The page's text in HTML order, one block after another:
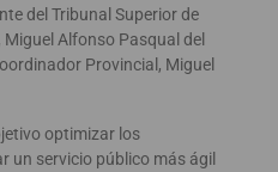
del Tribunal Superior de
Alfonso Pasqual del
Provincial, Miguel
optimizar los
un servicio público más ágil